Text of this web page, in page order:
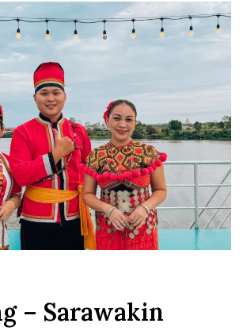
– Sarawakin